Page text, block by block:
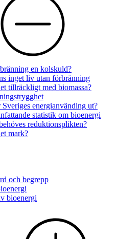
en kolskuld?
inget liv utan förbränning
tillräckligt med biomassa?
Sveriges energianvänding ut?
statistik om bioenergi
reduktionsplikten?
mark?
och begrepp
bioenergi